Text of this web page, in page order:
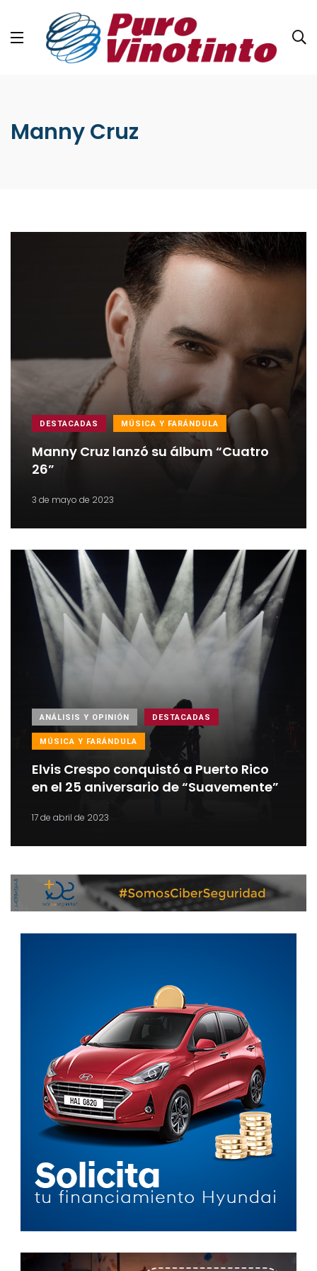
Manny Cruz
DESTACADAS MÚSICA Y FARÁNDULA
Manny Cruz lanzó su álbum “Cuatro
26”
3 de mayo de 2023
ANÁLISIS Y OPINIÓN DESTACADAS
MÚSICA Y FARÁNDULA
Elvis Crespo conquistó a Puerto Rico
en el 25 aniversario de “Suavemente”
17 de abril de 2023